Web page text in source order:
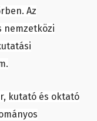
Az
nemzetközi
kutató és oktató